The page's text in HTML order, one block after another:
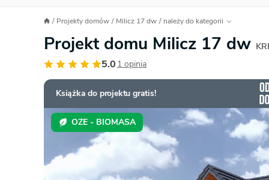
Projekty domów Projekty garaży
Parterowe Piętrowe do 70 m²
KONDYGNACJE
POWIERZCHNIA
GARAŻ
DACH
KONSTRUKCJA
STYL
ZABUDOWA
STANOWISKA
TYP
Zobacz wszystkie kategorie
PRZED BUDOWĄ - ETAP 1
Działka
WYBIERAM PROJEKT - ETAP 2
BUDUJĘ DOM - ETAP 3
URZĄDZAM DOM - ETAP 4
PRZEPISY I FORMALNOŚCI
FINANSE I KOSZTY
Projekty domów Milicz 17 dw należy do kategorii
Projekt domu Milicz 17 dw
5.0 1 opinia
OZE - BIOMASA
Książka do projektu gratis!